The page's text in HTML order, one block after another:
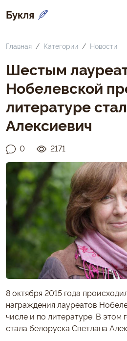
Букля
Главная Категории Новости
Шестым
Нобелевской
литературе
Алексиевич
0 2171
8 октября 2015 года
награждения лауреатов
числе и по литературе. В этом
стала белоруска Светлана